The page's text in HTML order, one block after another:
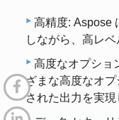
高精度: Aspose
しながら、高レ
高度なオプショ
ざまな高度なオ
された出力を実現